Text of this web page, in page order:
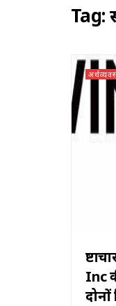
Tag:
Inc
दोनों